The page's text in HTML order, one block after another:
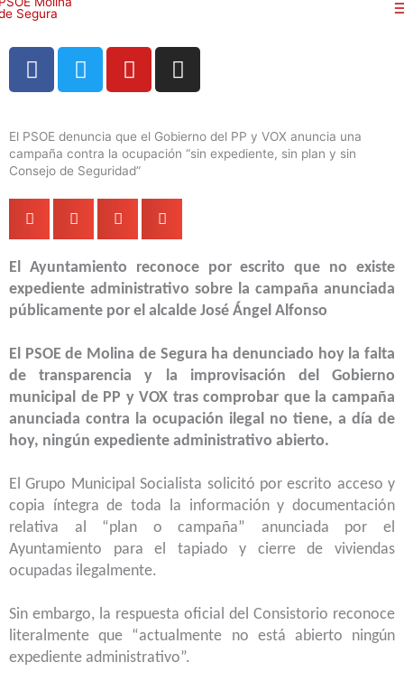
Ir
contenido
F
a
e
b
o
o
k
T
w
t
e
r
Y
o
u
b
e
I
n
t
a
r
m
El PSOE denuncia que el Gobierno del PP y VOX anuncia una
campaña contra la ocupación “sin expediente, sin plan y sin
Consejo de Seguridad”
El Ayuntamiento reconoce por escrito que no existe
expediente administrativo sobre la campaña anunciada
públicamente por el alcalde José Ángel Alfonso
El PSOE de Molina de Segura ha denunciado hoy la falta
de transparencia y la improvisación del Gobierno
municipal de PP y VOX tras comprobar que la campaña
anunciada contra la ocupación ilegal no tiene, a día de
hoy, ningún expediente administrativo abierto.
El Grupo Municipal Socialista solicitó por escrito acceso y
copia íntegra de toda la información y documentación
relativa al “plan o campaña” anunciada por el
Ayuntamiento para el tapiado y cierre de viviendas
ocupadas ilegalmente.
Sin embargo, la respuesta oficial del Consistorio reconoce
literalmente que “actualmente no está abierto ningún
expediente administrativo”.